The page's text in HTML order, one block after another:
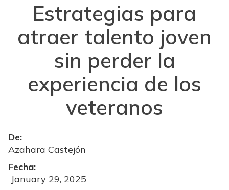
Estrategias para
atraer talento joven
sin perder la
experiencia de los
veteranos
De:
Azahara Castejón
Fecha:
January 29, 2025